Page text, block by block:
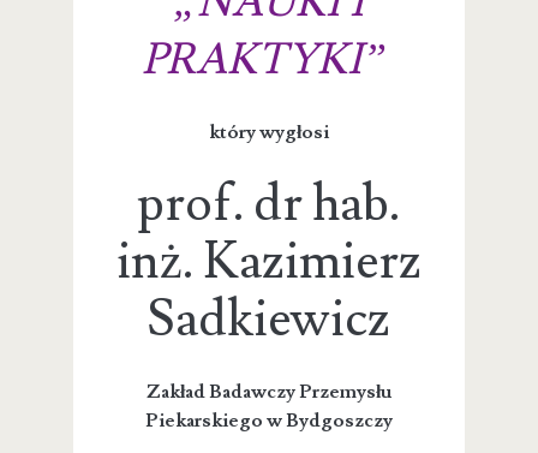
PRAKTYKI”
który wygłosi
prof. dr hab.
inż. Kazimierz
Sadkiewicz
Zakład Badawczy Przemysłu
Piekarskiego w Bydgoszczy